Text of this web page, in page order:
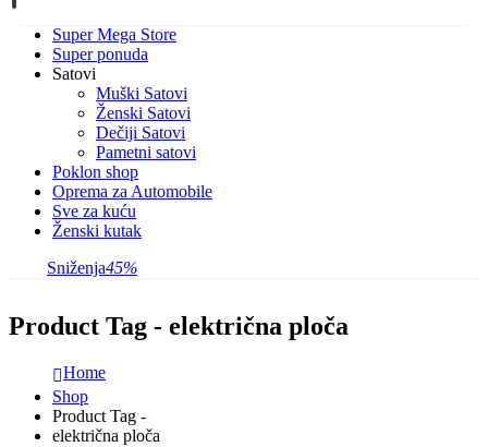
Super Mega Store
Super ponuda
Satovi
Muški Satovi
Ženski Satovi
Dečiji Satovi
Pametni satovi
Poklon shop
Oprema za Automobile
Sve za kuću
Ženski kutak
Sniženja45%
Product Tag - električna ploča
Home
Shop
Product Tag -
električna ploča